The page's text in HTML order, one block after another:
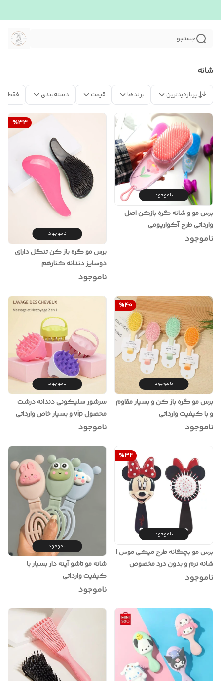
جستجو
شانه
پربازدیدترین برندها قیمت دسته‌بندی فقط
ناموجود
برس مو و شانه گره بازکن اصل
وارداتی طرح آکواریومی
ناموجود
%33
ناموجود
برس مو گره باز کن تنگل دارای
دوسایز دندانه کنارهم
ناموجود
%40
ناموجود
برس مو گره باز کن و بسیار مقاوم
و با کیفیت وارداتی
ناموجود
ناموجود
سرشور سلیکونی دندانه درشت
محصول vip و بسیار خاص وارداتی
ناموجود
%32
ناموجود
برس مو بچگانه طرح میکی موس |
شانه نرم و بدون درد مخصوص
کودکان
ناموجود
ناموجود
شانه مو تاشو آینه دار بسیار با
کیفیت وارداتی
ناموجود